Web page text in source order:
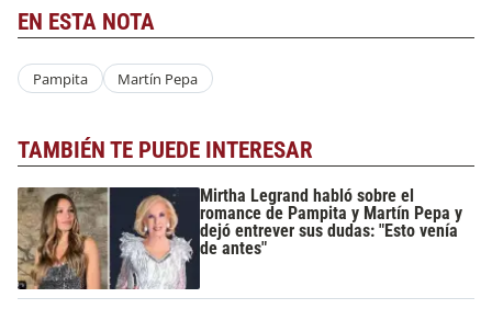
EN ESTA NOTA
Pampita Martín Pepa
TAMBIÉN TE PUEDE INTERESAR
Mirtha Legrand habló sobre el
romance de Pampita y Martín Pepa y
dejó entrever sus dudas: "Esto venía
de antes"